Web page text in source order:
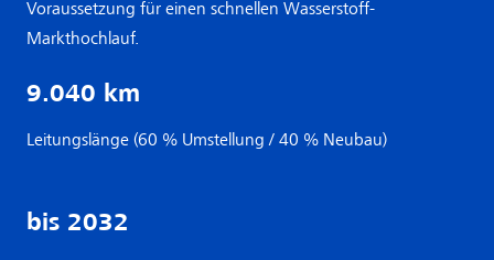
Voraussetzung für einen schnellen Wasserstoff-
Markthochlauf.
9.040 km
Leitungslänge (60 % Umstellung / 40 % Neubau)
bis 2032